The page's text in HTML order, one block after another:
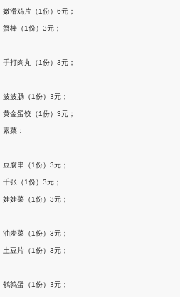
嫩滑鸡片（1份）6元；
蟹棒（1份）3元；
手打肉丸（1份）3元；
波波肠（1份）3元；
黄金蛋饺（1份）3元；
素菜：
豆腐串（1份）3元；
千张（1份）3元；
娃娃菜（1份）3元；
油麦菜（1份）3元；
土豆片（1份）3元；
鹌鹑蛋（1份）3元；